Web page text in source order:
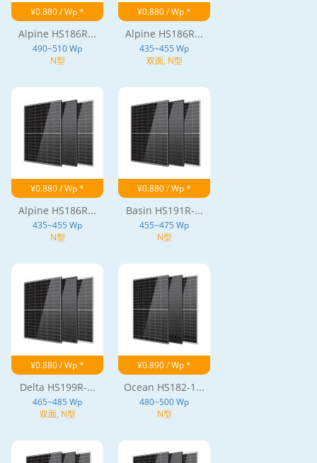
¥0.880 / Wp *
Alpine HS186R...
490~510 Wp
N型
¥0.880 / Wp *
Alpine HS186R...
435~455 Wp
双面, N型
¥0.880 / Wp *
Alpine HS186R...
435~455 Wp
N型
¥0.880 / Wp *
Basin HS191R-...
455~475 Wp
N型
¥0.880 / Wp *
Delta HS199R-...
465~485 Wp
双面, N型
¥0.890 / Wp *
Ocean HS182-1...
480~500 Wp
N型